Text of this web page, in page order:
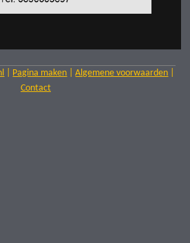
Pagina maken |Algemene voorwaarden
Contact